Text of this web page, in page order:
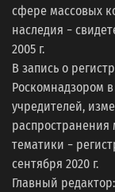
сфере массовых
наследия −
2005 г.
В запись о
Роскомнадзором
учредителей,
тематики −
сентября 2020 г.
Главный